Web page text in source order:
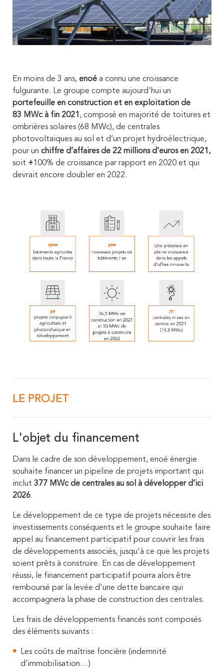
En moins de 3 ans, enoé a connu une croissance
fulgurante. Le groupe compte aujourd'hui un
portefeuille en construction et en exploitation de
83 MWc à fin 2021, composé en majorité de toitures et
ombrières solaires (68 MWc), de centrales
photovoltaiques au sol et d’un projet hydroélectrique,
pour un chiffre d’affaires de 22 millions d’euros en 2021,
soit +100% de croissance par rapport en 2020 et qui
devrait encore doubler en 2022.
LE PROJET
L'objet du financement
Dans le cadre de son développement, enoé énergie
souhaite financer un pipeline de projets important qui
inclut 377 MWc de centrales au sol à développer d’ici
2026.
Le développement de ce type de projets nécessite des
investissements conséquents et le groupe souhaite faire
appel au financement participatif pour couvrir les frais
de développements associés, jusqu'à ce que les projets
soient prêts à construire. En cas de développement
réussi, le financement participatif pourra alors être
remboursé par la levée d'une dette bancaire qui
accompagnera la phase de construction des centrales.
Les frais de développements financés sont composés
des éléments suivants :
Les coûts de maîtrise foncière (indemnité
d’immobilisation…)